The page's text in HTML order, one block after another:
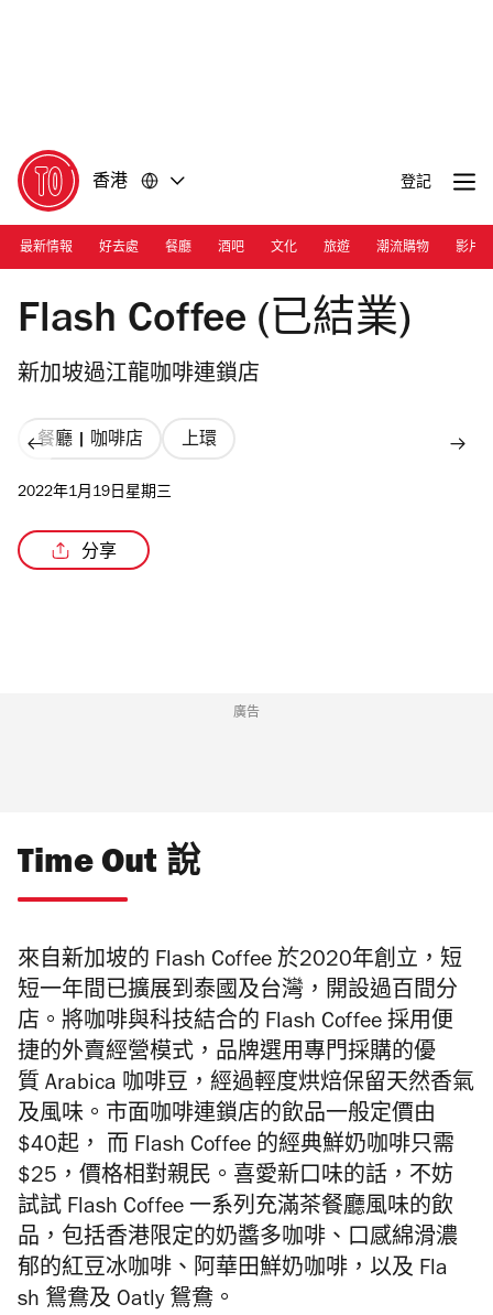
香港 登記
最新情報 好去處 餐廳 酒吧 文化 旅遊 潮流購物 影片
Photograph: Courtesy Flash Coffee
Flash Coffee (已結業)
新加坡過江龍咖啡連鎖店
餐廳 | 咖啡店 上環
2022年1月19日星期三
分享
廣告
Time Out 說
來自新加坡的 Flash Coffee 於2020年創立， 短
短一年間已擴展到泰國及台灣，開設過百間分
店。 將咖啡與科技結合的 Flash Coffee 採用便
捷的外賣經營模式， 品牌選用專門採購的優
質 Arabica 咖啡豆， 經過輕度烘焙保留天然香氣
及風味。市面咖啡連鎖店的飲品一般定價由
$40起， 而 Flash Coffee 的經典鮮奶咖啡只需
$25， 價格相對親民 。 喜愛新口味的話， 不妨
試試 Flash Coffee 一系列充滿茶餐廳風味的飲
品， 包括香港限定的奶醬多咖啡、口感綿滑濃
郁的紅豆冰咖啡、阿華田鮮奶咖啡，以及 Fla
sh 鴛鴦及 Oatly 鴛鴦。